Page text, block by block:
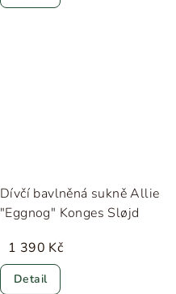
Dívčí bavlněná sukně Allie
"Eggnog" Konges Sløjd
1 390 Kč
Detail